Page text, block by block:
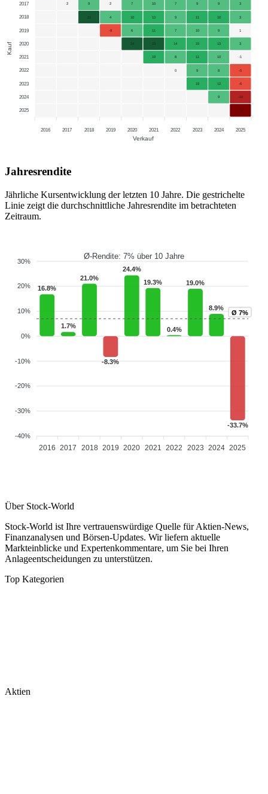
2017
2018
2019
2020
2021
2022
2023
2024
2025
Kauf
2 9 2 7 10 7 9 9 3
21 4 10 13 9 11 10 3
-8 6 11 7 10 9 1
24 23 14 15 13 3
19 8 11 10 -1
0 9 8 -5
19 12 -6
9 -16
-34
2016 2017 2018 2019 2020 2021 2022 2023 2024 2025
Verkauf
Jahresrendite
Jährliche Kursentwicklung der letzten 10 Jahre. Die gestrichelte
Linie zeigt die durchschnittliche Jahresrendite im betrachteten
Zeitraum.
Ø-Rendite: 7% über 10 Jahre
30%
20%
10%
0%
-10%
-20%
-30%
-40%
16.8%
1.7%
21.0%
-8.3%
24.4%
19.3%
0.4%
19.0%
8.9%
-33.7%
2016 2017 2018 2019 2020 2021 2022 2023 2024 2025
Ø 7%
Über Stock-World
Stock-World ist Ihre vertrauenswürdige Quelle für Aktien-News,
Finanzanalysen und Börsen-Updates. Wir liefern aktuelle
Markteinblicke und Expertenkommentare, um Sie bei Ihren
Anlageentscheidungen zu unterstützen.
Top Kategorien
Aktien